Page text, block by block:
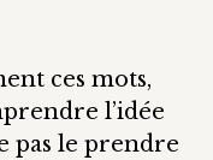
ces mots,
l’idée
pas le prendre